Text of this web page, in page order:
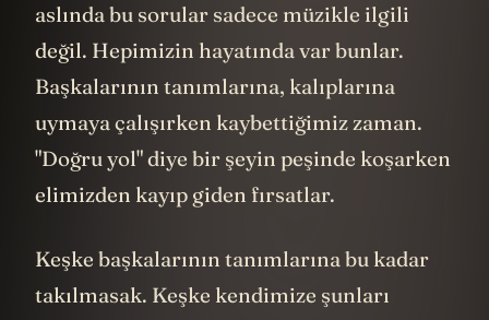
girişime dönüşmüş durumda. Bu arada bu
hikayeyi anlatırken bir kez daha kendime
hatırlatıyorum, hala Patreon hesabım yok,
o yüzden sponsorluklarla devam. Bu arada
Patreon bu videonun sponsoru değil.
Jack, o korku dolu blog yazısındaki kişiden,
milyarlarca dolarlık bir platform yaratan